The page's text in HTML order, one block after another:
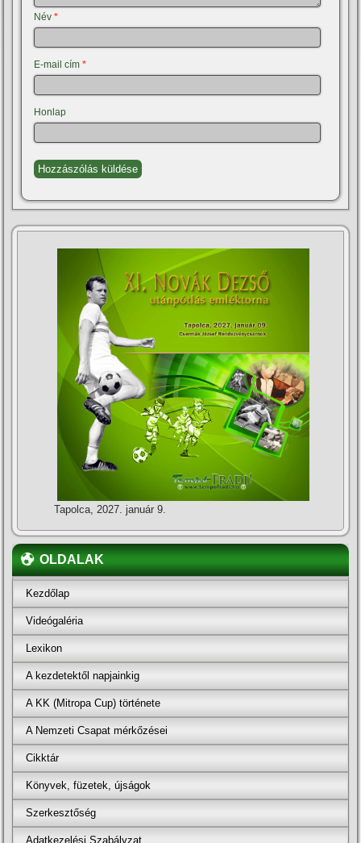
Név*
E-mail cím*
Honlap
Tapolca, 2027. január 9.
OLDALAK
Kezdőlap
Videógaléria
Lexikon
A kezdetektől napjainkig
A KK (Mitropa Cup) története
A Nemzeti Csapat mérkőzései
Cikktár
Könyvek, füzetek, újságok
Szerkesztőség
Adatkezelési Szabályzat